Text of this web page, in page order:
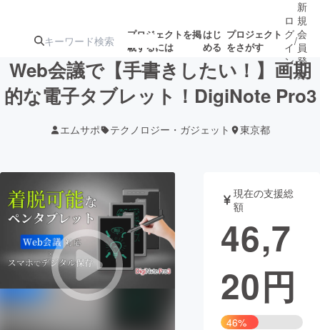
プロジェクトを掲
載するには
はじ
める
プロジェクト
をさがす
ターン
ジェクト
募集終了が近いプ
ロジェクト
もうすぐ公開
されます
アート・写真 音楽
テクノロジー・ガジェット ゲーム・
映像・映画 書籍・雑誌
チャレンジ
ロ
グ
イ
ン
/
新
規
会
員
登
録
Web会議で【手書きしたい！】画期
的な電子タブレット！DigiNote Pro3
エムサポ テクノロジー・ガジェット 東京都
現在の支援総
額
46,7
20円
46%